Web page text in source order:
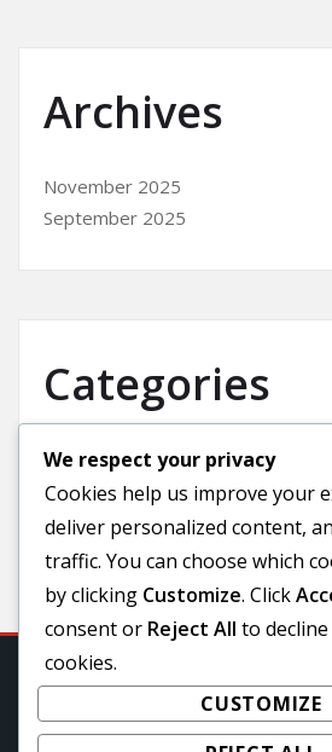
Archives
November 2025
September 2025
Categories
Uncategorized
We respect your privacy
Cookies help us improve your
deliver personalized content,
traffic. You can choose which
by clicking Customize. Click
consent or Reject All to
cookies.
CUSTOMIZE